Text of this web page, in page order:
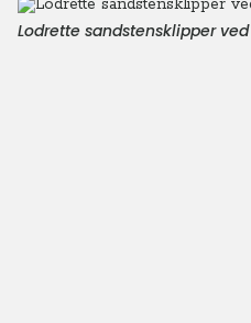
Lodrette sandstensklipper